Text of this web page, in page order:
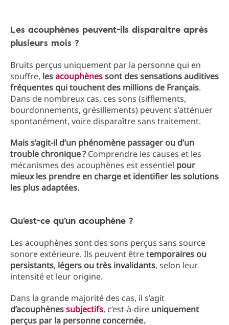
Les acouphènes peuvent-ils disparaitre après
plusieurs mois ?
Bruits perçus uniquement par la personne qui en
souffre, lesacouphènessont des sensations auditives
fréquentes qui touchent des millions de Français.
Dans de nombreux cas, ces sons (sifflements,
bourdonnements, grésillements) peuvent s’atténuer
spontanément, voire disparaître sans traitement.
Mais s’agit-il d’un phénomène passager ou d’un
trouble chronique ? Comprendre les causes et les
mécanismes des acouphènes est essentiel pour
mieux les prendre en charge et identifier les solutions
les plus adaptées.
Qu’est-ce qu’un acouphène ?
Les acouphènes sont des sons perçus sans source
sonore extérieure. Ils peuvent être temporaires ou
persistants, légers ou très invalidants, selon leur
intensité et leur origine.
Dans la grande majorité des cas, il s’agit
d’acouphènessubjectifs, c’est-à-dire uniquement
perçus par la personne concernée.